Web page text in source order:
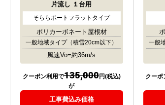
片流し １台用
そららポートフラットタイプ
ポリカーボネート屋根材
一般地域タイプ （積雪20cm以下）
風速Vo=約36m/s
クーポン利用で135,000円(税込)
が
工事費込み価格
一般
クーポ